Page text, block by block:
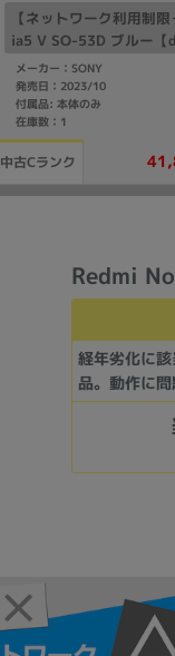
【ネットワーク利用制
ia5 V SO-53D ブルー【
SIMフリー】
メーカー：SONY
発売日：2023/10
付属品: 本体のみ
在庫数：1
中古Cランク
Redmi
経年劣化に
品。動作に問